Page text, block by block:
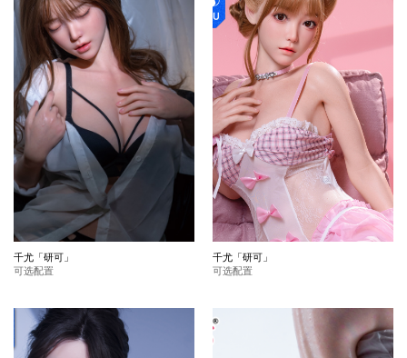
千尤「研可」
可选配置
千尤「研可」
可选配置